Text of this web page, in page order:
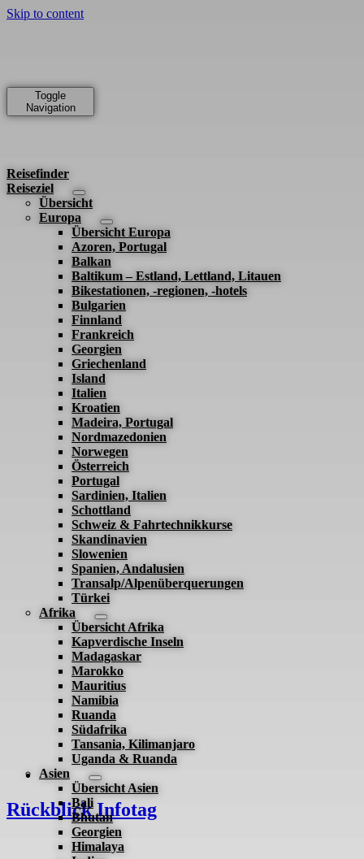
Skip to content
Toggle
Navigation
Reisefinder
Reiseziel
Übersicht
Europa
Übersicht Europa
Azoren, Portugal
Balkan
Baltikum – Estland, Lettland, Litauen
Bikestationen, -regionen, -hotels
Bulgarien
Finnland
Frankreich
Georgien
Griechenland
Island
Italien
Kroatien
Madeira, Portugal
Nordmazedonien
Norwegen
Österreich
Portugal
Sardinien, Italien
Schottland
Schweiz & Fahrtechnikkurse
Skandinavien
Slowenien
Spanien, Andalusien
Transalp/Alpenüberquerungen
Türkei
Afrika
Übersicht Afrika
Kapverdische Inseln
Madagaskar
Marokko
Mauritius
Namibia
Ruanda
Südafrika
Tansania, Kilimanjaro
Uganda & Ruanda
Asien
Übersicht Asien
Bali
Bhutan
Georgien
Himalaya
Rückblick Infotag